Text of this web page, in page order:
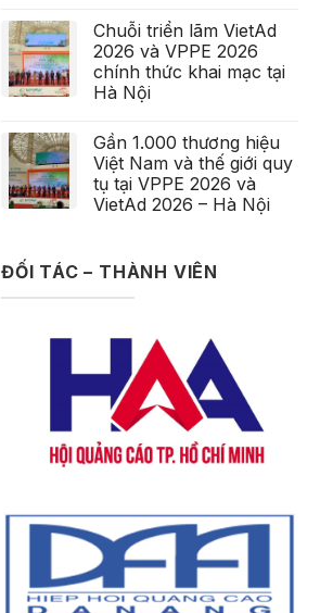
Chuỗi triển lãm VietAd
2026 và VPPE 2026
chính thức khai mạc tại
Hà Nội
Gần 1.000 thương hiệu
Việt Nam và thế giới quy
tụ tại VPPE 2026 và
VietAd 2026 – Hà Nội
ĐỐI TÁC – THÀNH VIÊN